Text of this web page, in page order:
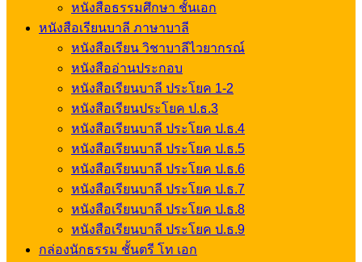
หนังสือธรรมศึกษา ชั้นเอก
หนังสือเรียนบาลี ภาษาบาลี
หนังสือเรียน วิชาบาลีไวยากรณ์
หนังสืออ่านประกอบ
หนังสือเรียนบาลี ประโยค 1-2
หนังสือเรียนประโยค ป.ธ.3
หนังสือเรียนบาลี ประโยค ป.ธ.4
หนังสือเรียนบาลี ประโยค ป.ธ.5
หนังสือเรียนบาลี ประโยค ป.ธ.6
หนังสือเรียนบาลี ประโยค ป.ธ.7
หนังสือเรียนบาลี ประโยค ป.ธ.8
หนังสือเรียนบาลี ประโยค ป.ธ.9
กล่องนักธรรม ชั้นตรี โท เอก